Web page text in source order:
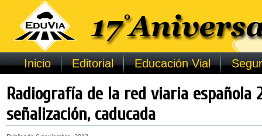
Inicio Editorial Educación Vial
Radiografía de la red viaria española
señalización, caducada